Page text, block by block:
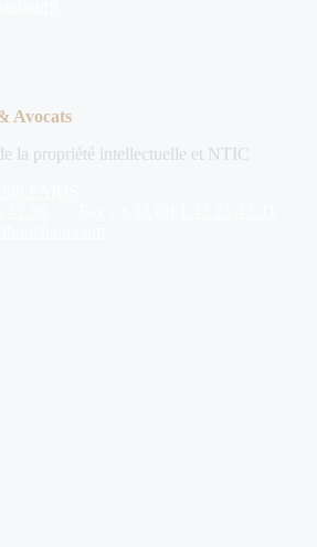
Avocats
la propriété intellectuelle et NTIC